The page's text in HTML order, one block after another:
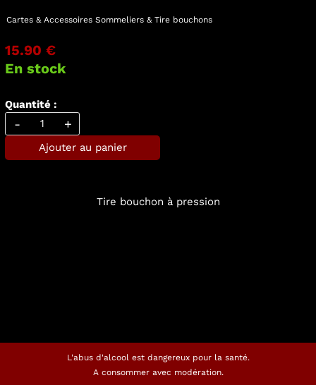
Cartes & Accessoires Sommeliers & Tire bouchons
15.90 €
En stock
Quantité :
- +
Ajouter au panier
Tire bouchon à pression
L'abus d'alcool est dangereux pour la santé.
A consommer avec modération.